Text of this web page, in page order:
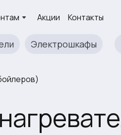
Акции Контакты
Электрошкафы